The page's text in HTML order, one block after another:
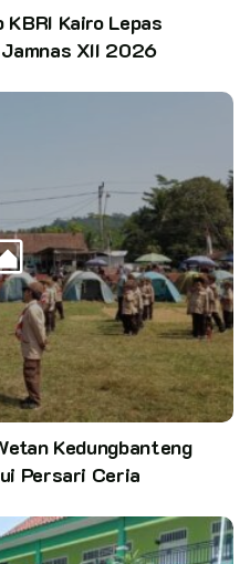
KBRI Kairo Lepas
XII 2026
Kedungbanteng
Persari Ceria